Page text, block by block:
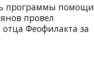
программы помощи
провел
Феофилакта за